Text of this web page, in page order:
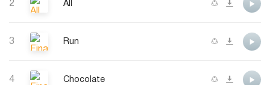
2 All
3 Run
4 Chocolate